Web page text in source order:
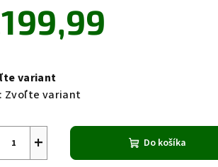
variant
Zvoľte variant
+ Do košíka